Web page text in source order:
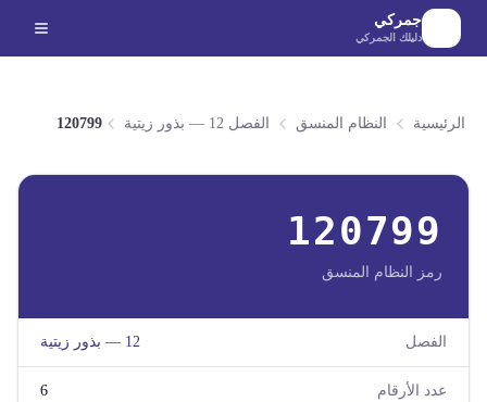
الانتقال إلى المحتوى الرئيسي
جمركي
دليلك الجمركي
الرئيسية النظام المنسق الفصل 12 — بذور زيتية 120799
120799
رمز النظام المنسق
الفصل 12
— بذور زيتية
عدد الأرقام 6